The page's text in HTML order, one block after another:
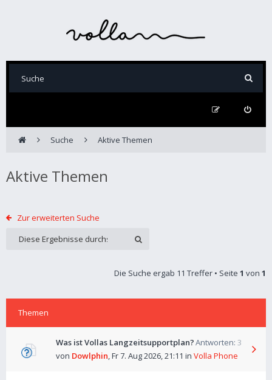
Suche Aktive Themen
Aktive Themen
Zur erweiterten Suche
Die Suche ergab 11 Treffer • Seite 1 von 1
Themen
Was ist Vollas Langzeitsupportplan?Antworten: 3
von Dowlphin,Fr 7. Aug 2026, 21:11 in Volla Phone